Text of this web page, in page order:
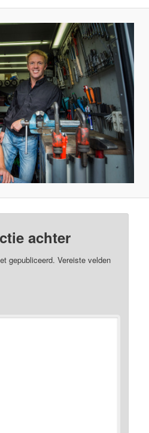
achter
gepubliceerd. Vereiste velden